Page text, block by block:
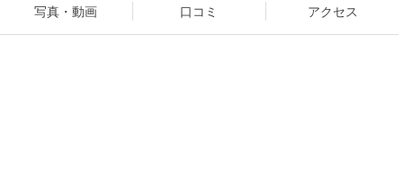
写真・動画 口コミ アクセス